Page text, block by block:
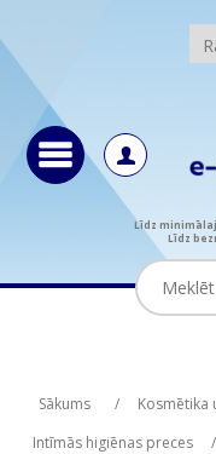
Līdz
Līdz
Sākums / Kosmētika
Intīmās higiēnas preces
/